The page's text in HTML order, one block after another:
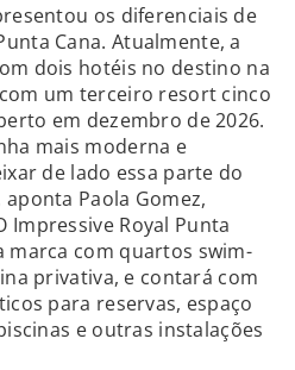
os diferenciais de
Cana. Atualmente, a
dois hotéis no destino na
um terceiro resort cinco
em dezembro de 2026.
mais moderna e
de lado essa parte do
Paola Gomez,
Impressive Royal Punta
marca com quartos swim-
privativa, e contará com
para reservas, espaço
e outras instalações